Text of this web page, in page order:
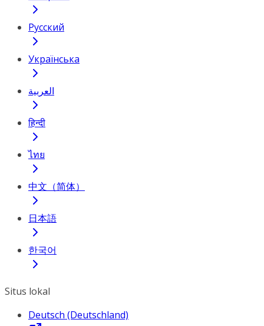
Русский
Українська
العربية
हिन्दी
ไทย
中文（简体）
日本語
한국어
Situs lokal
Deutsch (Deutschland)